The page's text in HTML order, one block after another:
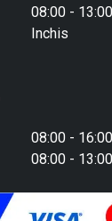
08:00 - 13:00
Inchis
08:00 - 16:00
08:00 - 13:00